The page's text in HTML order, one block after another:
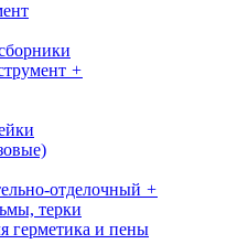
+
отделочный +
терки
герметика и пены